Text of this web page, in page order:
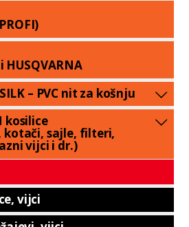
HUSQVARNA
– PVC nit za košnju
kosilice
kotači, sajle, filteri,
vijci i dr.)
vijci